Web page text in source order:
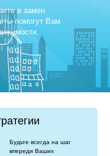
в замен
помогут Вам
Будьте всегда на шаг
впереди Ваших